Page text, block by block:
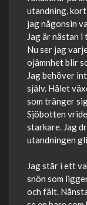
utandning, kort
jag någonsin
Jag är nästan
Nu ser jag
ojämnhet blir
Jag behöver
själv. Hålet
som tränger
Sjöbotten
starkare. Jag
utandningen
Jag står i ett
snön som
och fält.